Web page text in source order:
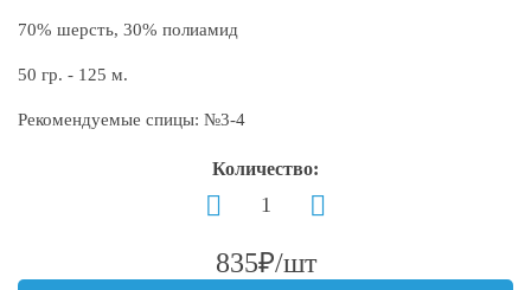
70% шерсть, 30% полиамид
50 гр. - 125 м.
Рекомендуемые спицы: №3-4
Количество:
835₽/шт